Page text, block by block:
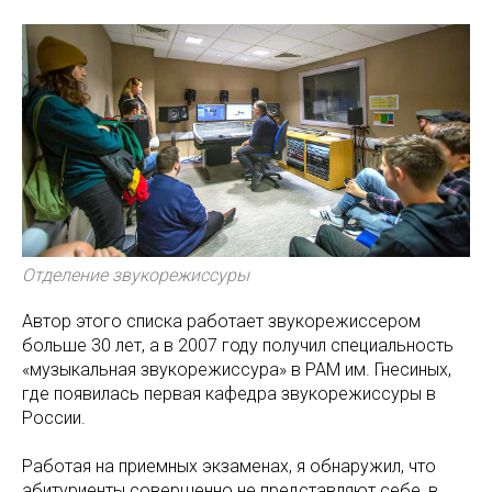
Отделение звукорежиссуры
Автор этого списка работает звукорежиссером
больше 30 лет, а в 2007 году получил специальность
«музыкальная звукорежиссура» в РАМ им. Гнесиных,
где появилась первая кафедра звукорежиссуры в
России.
Работая на приемных экзаменах, я обнаружил, что